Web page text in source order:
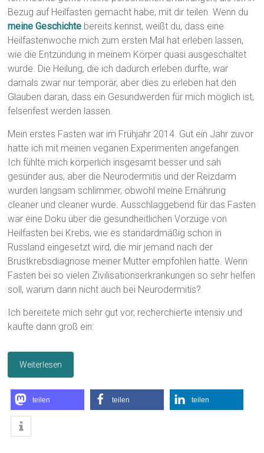
Bezug auf Heilfasten gemacht habe, mit dir teilen. Wenn du
meine Geschichte bereits kennst, weißt du, dass eine
Heilfastenwoche mich zum ersten Mal hat erleben lassen,
wie die Entzündung in meinem Körper quasi ausgeschaltet
wurde. Die Heilung, die ich dadurch erleben durfte, war
damals zwar nur temporär, aber dies zu erleben hat den
Glauben daran, dass ein Gesundwerden für mich möglich ist,
felsenfest werden lassen.
Mein erstes Fasten war im Frühjahr 2014. Gut ein Jahr zuvor
hatte ich mit meinen veganen Experimenten angefangen.
Ich fühlte mich körperlich insgesamt besser und sah
gesünder aus, aber die Neurodermitis und der Reizdarm
wurden langsam schlimmer, obwohl meine Ernährung
cleaner und cleaner wurde. Ausschlaggebend für das Fasten
war eine Doku über die gesundheitlichen Vorzüge von
Heilfasten bei Krebs, wie es standardmäßig schon in
Russland eingesetzt wird, die mir jemand nach der
Brustkrebsdiagnose meiner Mutter empfohlen hatte. Wenn
Fasten bei so vielen Zivilisationserkrankungen so sehr helfen
soll, warum dann nicht auch bei Neurodermitis?
Ich bereitete mich sehr gut vor, recherchierte intensiv und
kaufte dann groß ein:
Weiterlesen
teilen teilen teilen